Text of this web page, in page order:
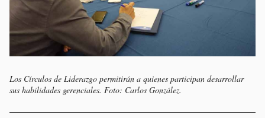
Los Círculos de Liderazgo permitirán a quienes participan desarrollar
sus habilidades gerenciales. Foto: Carlos González.